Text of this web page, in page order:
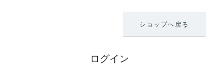
ショップへ戻る
ログイン